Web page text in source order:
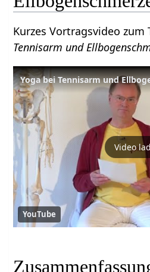
Kurzes Vortragsvideo zum
Tennisarm und
Yoga bei Tennisarm und
Video
YouTube